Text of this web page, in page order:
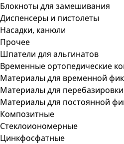
Блокноты для замешивания
Диспенсеры и пистолеты
Насадки, канюли
Прочее
Шпатели для альгинатов
Временные ортопедические
Материалы для временной
Материалы для
Материалы для постоянной
Композитные
Стеклоиономерные
Цинкфосфатные